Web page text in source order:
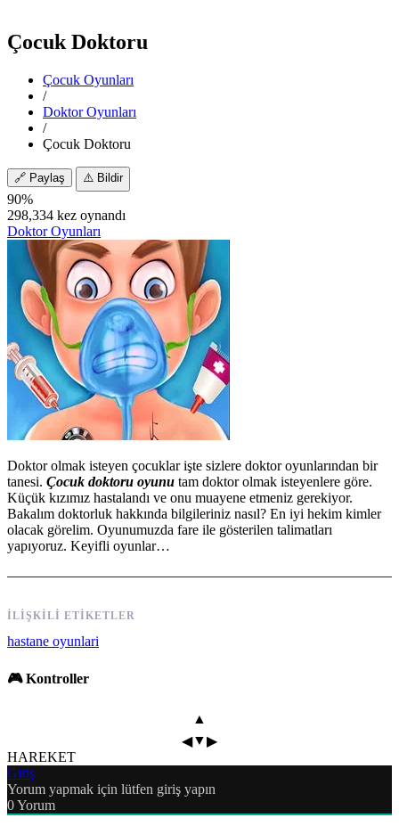
Çocuk Doktoru
Çocuk Oyunları
/
Doktor Oyunları
/
Çocuk Doktoru
🔗 Paylaş ⚠️ Bildir
90%
298,334 kez oynandı
Doktor Oyunları
Doktor olmak isteyen çocuklar işte sizlere doktor oyunlarından bir
tanesi. Çocuk doktoru oyunu tam doktor olmak isteyenlere göre.
Küçük kızımız hastalandı ve onu muayene etmeniz gerekiyor.
Bakalım doktorluk hakkında bilgileriniz nasıl? En iyi hekim kimler
olacak görelim. Oyunumuzda fare ile gösterilen talimatları
yapıyoruz. Keyifli oyunlar…
İLIŞKILI ETIKETLER
hastane oyunlari
🎮 Kontroller
▲
◀▼▶
HAREKET
Giriş
Yorum yapmak için lütfen giriş yapın
0Yorum